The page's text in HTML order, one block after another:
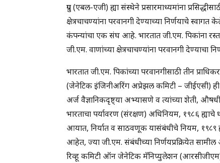
ग्रुप (एबल-एजी) ह्या संस्थेने प्रसारमाध्यमांना
क्षेत्रचाचण्यांना परवानगी देण्याच्या निर्णयाचे
कंपन्यांचा एक संघ आहे. भारतात जी.एम. पिकांना
जी.एम. वाणांच्या क्षेत्रचाचण्यांना परवानगी देण्याचा
भारतात जी.एम. पिकांच्या परवानगीसाठी तीन
(जेनेटिक इंजिनीअरिंग अप्रेझल कमिटी – जीईएसी) ही
अर्ज वैज्ञानिकदृष्ट्या अभ्यासणे व त्यांच्या शेती,
भारताचा पर्यावरण (संरक्षण) अधिनियम, १९८६
आयात, निर्यात व साठवणूक यासंबंधीचे नियम, १९८९
आहेत, ज्या जी.एम. संबंधीच्या निर्णयप्रक्रियेत
रिव्हू कमिटी ऑन जेनेटिक मॅनिप्युलेशन